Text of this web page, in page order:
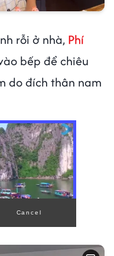
rỗi ở nhà, Phí
bếp để chiêu
do đích thân nam